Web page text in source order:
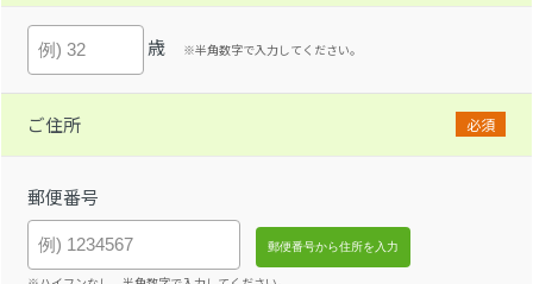
歳 ※半角数字で入力してください。
ご住所 必須
郵便番号